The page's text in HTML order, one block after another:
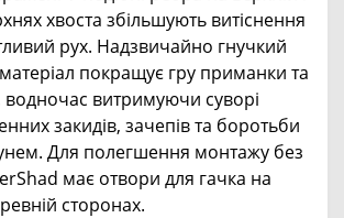
хвоста збільшують витіснення
рух. Надзвичайно гнучкий
покращує гру приманки та
водночас витримуючи суворі
закидів, зачепів та боротьби
Для полегшення монтажу без
має отвори для гачка на
сторонах.